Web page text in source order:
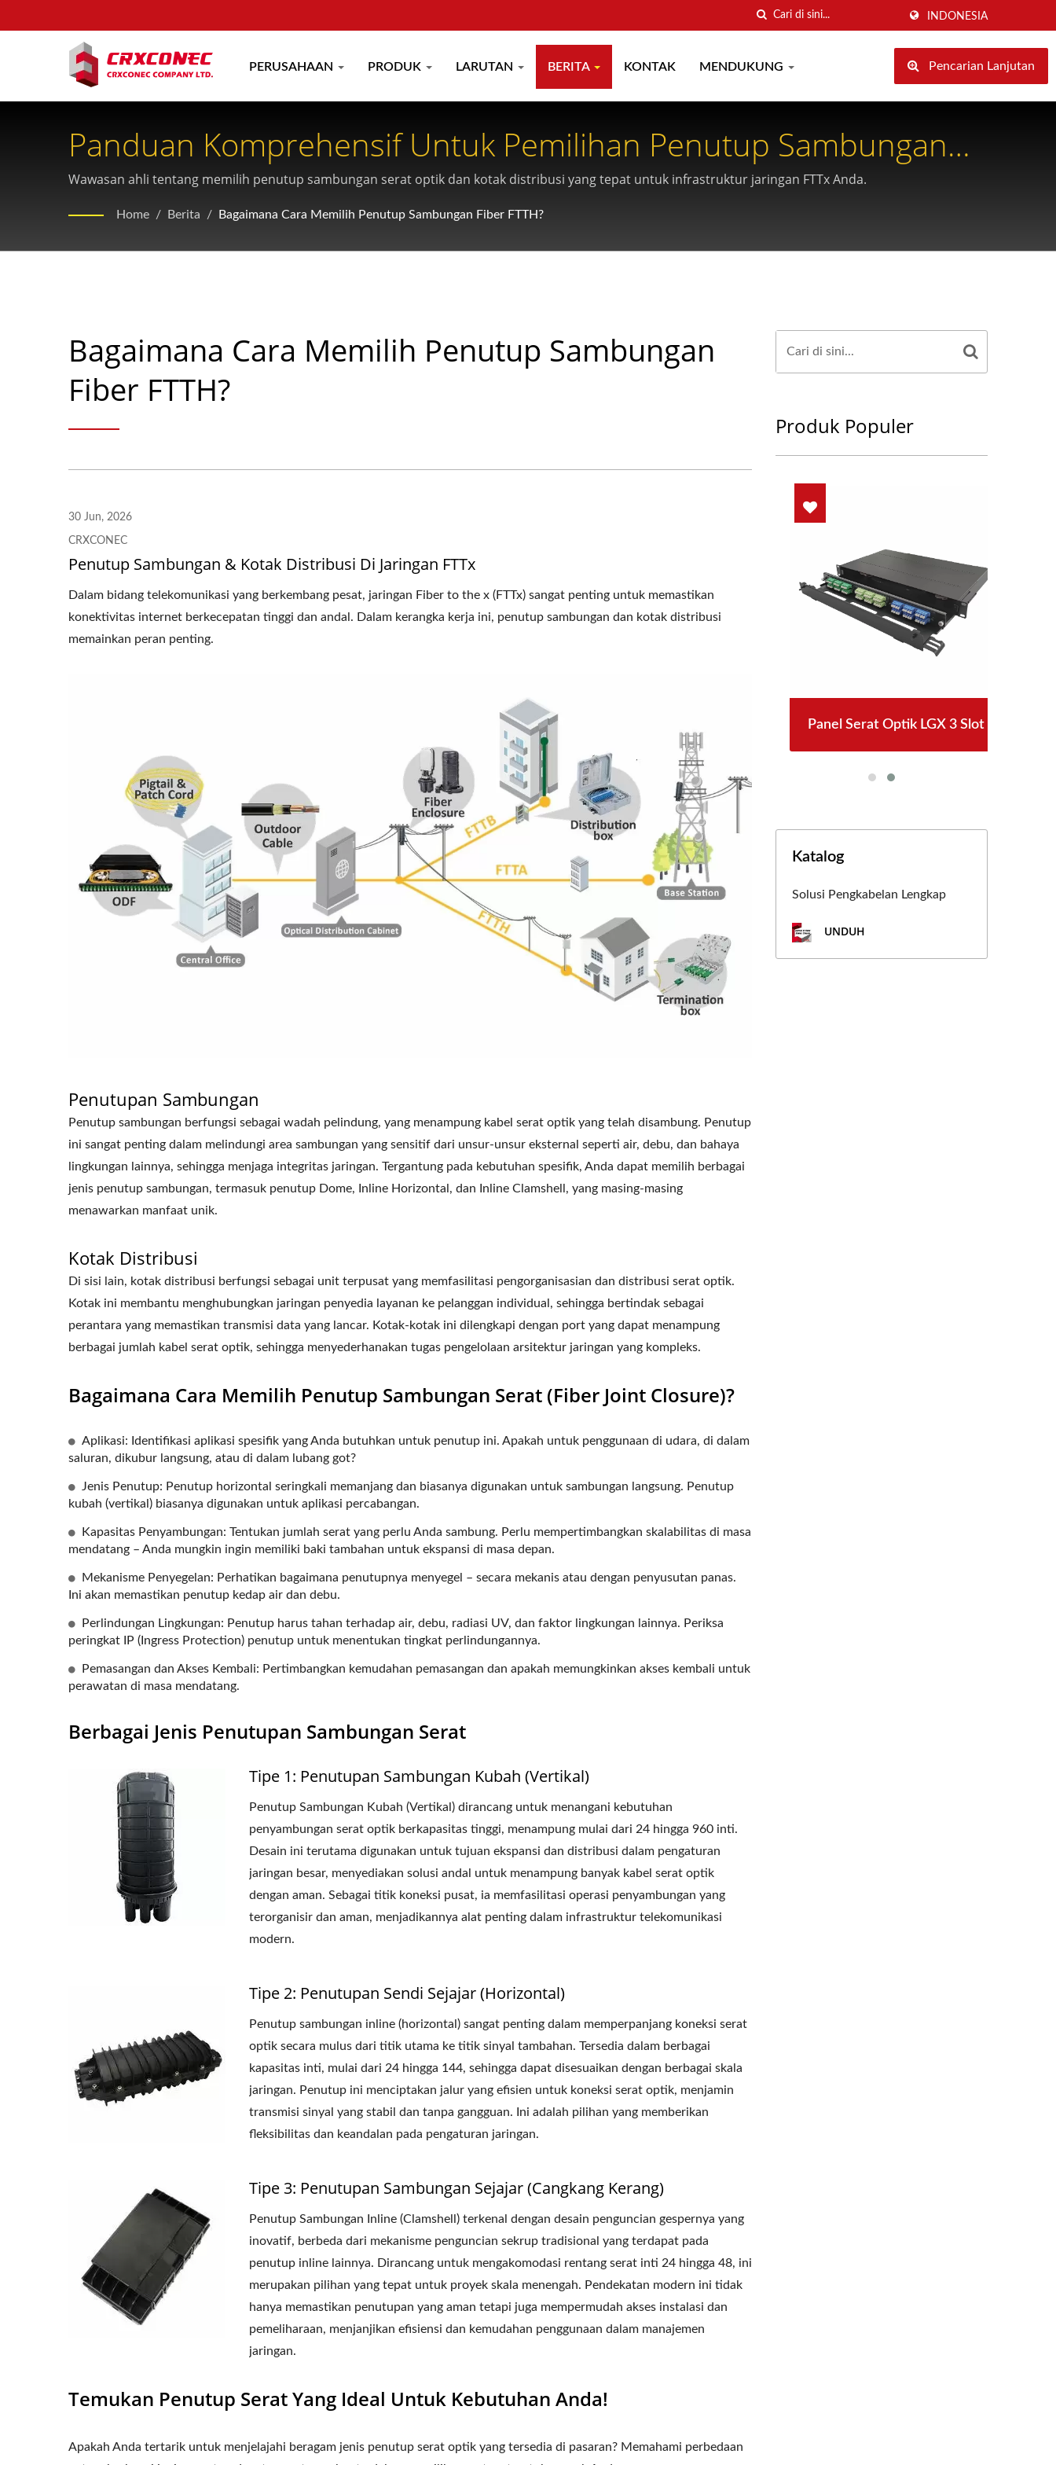
INDONESIA
PERUSAHAAN PRODUK LARUTAN BERITA KONTAK MENDUKUNG Pencarian Lanjutan
Panduan Komprehensif Untuk Pemilihan Penutup Sambungan
Serat FTTH
Wawasan ahli tentang memilih penutup sambungan serat optik dan kotak distribusi yang tepat untuk infrastruktur jaringan FTTx Anda.
Home / Berita / Bagaimana Cara Memilih Penutup Sambungan Fiber FTTH?
Bagaimana Cara Memilih Penutup Sambungan
Fiber FTTH?
30 Jun, 2026
CRXCONEC
Penutup Sambungan & Kotak Distribusi Di Jaringan FTTx
Dalam bidang telekomunikasi yang berkembang pesat, jaringan Fiber to the x (FTTx) sangat penting untuk memastikan
konektivitas internet berkecepatan tinggi dan andal. Dalam kerangka kerja ini, penutup sambungan dan kotak distribusi
memainkan peran penting.
Penutupan Sambungan
Penutup sambungan berfungsi sebagai wadah pelindung, yang menampung kabel serat optik yang telah disambung. Penutup
ini sangat penting dalam melindungi area sambungan yang sensitif dari unsur-unsur eksternal seperti air, debu, dan bahaya
lingkungan lainnya, sehingga menjaga integritas jaringan. Tergantung pada kebutuhan spesifik, Anda dapat memilih berbagai
jenis penutup sambungan, termasuk penutup Dome, Inline Horizontal, dan Inline Clamshell, yang masing-masing
menawarkan manfaat unik.
Kotak Distribusi
Di sisi lain, kotak distribusi berfungsi sebagai unit terpusat yang memfasilitasi pengorganisasian dan distribusi serat optik.
Kotak ini membantu menghubungkan jaringan penyedia layanan ke pelanggan individual, sehingga bertindak sebagai
perantara yang memastikan transmisi data yang lancar. Kotak-kotak ini dilengkapi dengan port yang dapat menampung
berbagai jumlah kabel serat optik, sehingga menyederhanakan tugas pengelolaan arsitektur jaringan yang kompleks.
Bagaimana Cara Memilih Penutup Sambungan Serat (Fiber Joint Closure)?
Aplikasi: Identifikasi aplikasi spesifik yang Anda butuhkan untuk penutup ini. Apakah untuk penggunaan di udara, di dalam
saluran, dikubur langsung, atau di dalam lubang got?
Jenis Penutup: Penutup horizontal seringkali memanjang dan biasanya digunakan untuk sambungan langsung. Penutup
kubah (vertikal) biasanya digunakan untuk aplikasi percabangan.
Kapasitas Penyambungan: Tentukan jumlah serat yang perlu Anda sambung. Perlu mempertimbangkan skalabilitas di masa
mendatang – Anda mungkin ingin memiliki baki tambahan untuk ekspansi di masa depan.
Mekanisme Penyegelan: Perhatikan bagaimana penutupnya menyegel – secara mekanis atau dengan penyusutan panas.
Ini akan memastikan penutup kedap air dan debu.
Perlindungan Lingkungan: Penutup harus tahan terhadap air, debu, radiasi UV, dan faktor lingkungan lainnya. Periksa
peringkat IP (Ingress Protection) penutup untuk menentukan tingkat perlindungannya.
Pemasangan dan Akses Kembali: Pertimbangkan kemudahan pemasangan dan apakah memungkinkan akses kembali untuk
perawatan di masa mendatang.
Berbagai Jenis Penutupan Sambungan Serat
Tipe 1: Penutupan Sambungan Kubah (Vertikal)
Penutup Sambungan Kubah (Vertikal) dirancang untuk menangani kebutuhan
penyambungan serat optik berkapasitas tinggi, menampung mulai dari 24 hingga 960 inti.
Desain ini terutama digunakan untuk tujuan ekspansi dan distribusi dalam pengaturan
jaringan besar, menyediakan solusi andal untuk menampung banyak kabel serat optik
dengan aman. Sebagai titik koneksi pusat, ia memfasilitasi operasi penyambungan yang
terorganisir dan aman, menjadikannya alat penting dalam infrastruktur telekomunikasi
modern.
Tipe 2: Penutupan Sendi Sejajar (Horizontal)
Penutup sambungan inline (horizontal) sangat penting dalam memperpanjang koneksi serat
optik secara mulus dari titik utama ke titik sinyal tambahan. Tersedia dalam berbagai
kapasitas inti, mulai dari 24 hingga 144, sehingga dapat disesuaikan dengan berbagai skala
jaringan. Penutup ini menciptakan jalur yang efisien untuk koneksi serat optik, menjamin
transmisi sinyal yang stabil dan tanpa gangguan. Ini adalah pilihan yang memberikan
fleksibilitas dan keandalan pada pengaturan jaringan.
Tipe 3: Penutupan Sambungan Sejajar (Cangkang Kerang)
Penutup Sambungan Inline (Clamshell) terkenal dengan desain penguncian gespernya yang
inovatif, berbeda dari mekanisme penguncian sekrup tradisional yang terdapat pada
penutup inline lainnya. Dirancang untuk mengakomodasi rentang serat inti 24 hingga 48, ini
merupakan pilihan yang tepat untuk proyek skala menengah. Pendekatan modern ini tidak
hanya memastikan penutupan yang aman tetapi juga mempermudah akses instalasi dan
pemeliharaan, menjanjikan efisiensi dan kemudahan penggunaan dalam manajemen
jaringan.
Temukan Penutup Serat Yang Ideal Untuk Kebutuhan Anda!
Apakah Anda tertarik untuk menjelajahi beragam jenis penutup serat optik yang tersedia di pasaran? Memahami perbedaan
Produk Populer
Panel Serat Optik LGX 3 Slot
Katalog
Solusi Pengkabelan Lengkap
UNDUH